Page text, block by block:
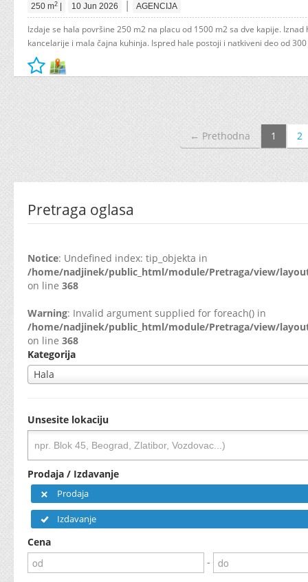
250 m2 10 Jun 2026 | AGENCIJA
Izdaje se hala površine 250 m2 na placu od 1500 m2 sa dve kapije. Iznad
kancelarije i mala čajna kuhinja. Ispred hale postoji i natkiveni deo od
← Prethodna 1 2
Pretraga oglasa
Notice: Undefined index: tip_objekta in
/home/nadjinek/public_html/module/Pretraga/view/
on line 368
Warning: Invalid argument supplied for foreach() in
/home/nadjinek/public_html/module/Pretraga/view/
on line 368
Kategorija
Hala
Unsesite lokaciju
Prodaja / Izdavanje
Prodaja
Izdavanje
Cena
-